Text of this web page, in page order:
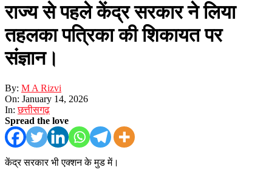
राज्य से पहले केंद्र सरकार ने लिया
तहलका पत्रिका की शिकायत पर
संज्ञान।
By: M A Rizvi
On: January 14, 2026
In: छत्तीसगढ़
Spread the love
केंद्र सरकार भी एक्शन के मुड में।